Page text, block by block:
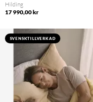
Hilding
17 990,00 kr
SVENSKTILLVERKAD